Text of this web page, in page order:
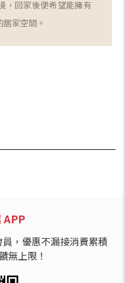
，回家後便希望能擁有
家空間。
APP
，優惠不漏接消費累積
無上限！